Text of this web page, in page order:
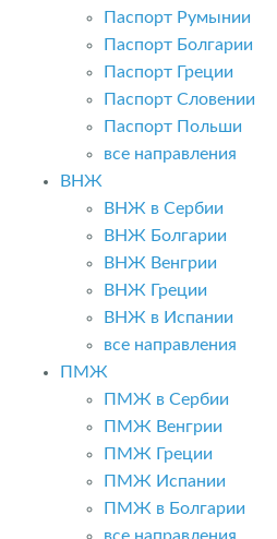
Паспорт Румынии
Паспорт Болгарии
Паспорт Греции
Паспорт Словении
Паспорт Польши
все направления
ВНЖ
ВНЖ в Сербии
ВНЖ Болгарии
ВНЖ Венгрии
ВНЖ Греции
ВНЖ в Испании
все направления
ПМЖ
ПМЖ в Сербии
ПМЖ Венгрии
ПМЖ Греции
ПМЖ Испании
ПМЖ в Болгарии